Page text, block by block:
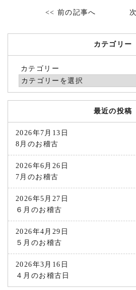
<< 前の記事へ
カテゴリー
カテゴリー
最近の投稿
2026年7月13日
8月のお稽古
2026年6月26日
7月のお稽古
2026年5月27日
６月のお稽古
2026年4月29日
５月のお稽古
2026年3月16日
４月のお稽古日